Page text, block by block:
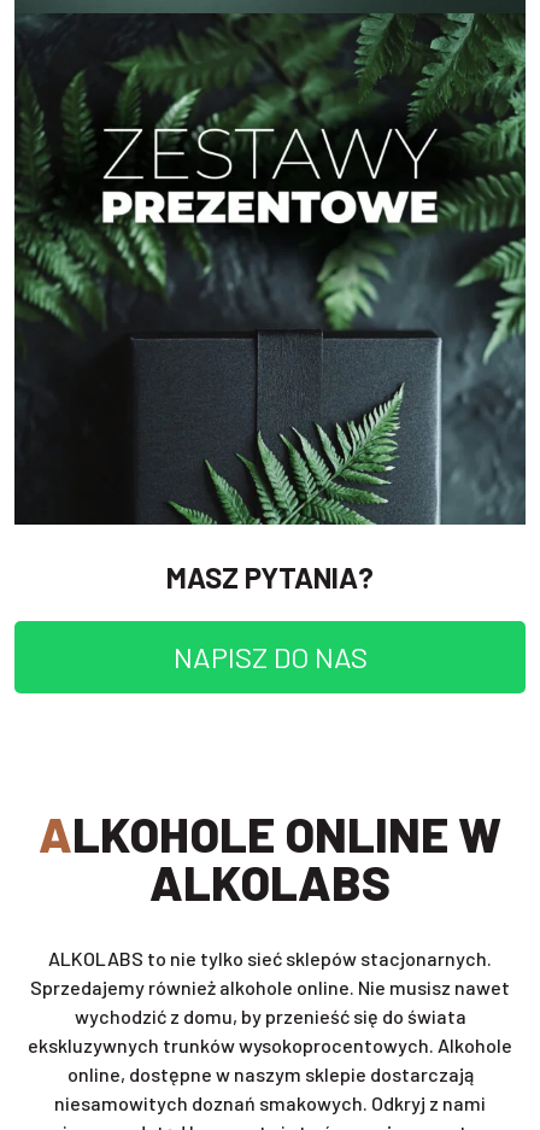
MASZ PYTANIA?
NAPISZ DO NAS
ALKOHOLE ONLINE W
ALKOLABS
ALKOLABS to nie tylko sieć sklepów stacjonarnych.
Sprzedajemy również alkohole online. Nie musisz nawet
wychodzić z domu, by przenieść się do świata
ekskluzywnych trunków wysokoprocentowych. Alkohole
online, dostępne w naszym sklepie dostarczają
niesamowitych doznań smakowych. Odkryj z nami